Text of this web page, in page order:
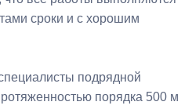
сроки и с хорошим
подрядной
порядка 500 м